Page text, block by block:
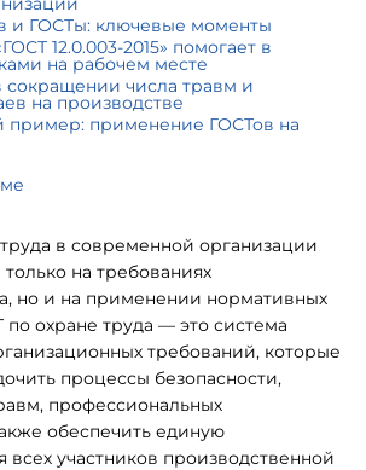
и ГОСТы: ключевые моменты
12.0.003-2015» помогает в
на рабочем месте
сокращении числа травм и
на производстве
пример: применение ГОСТов на
в современной организации
на требованиях
но и на применении нормативных
по охране труда — это система
требований, которые
процессы безопасности,
профессиональных
обеспечить единую
всех участников производственной